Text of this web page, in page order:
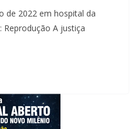
de 2022 em hospital da
Reprodução A justiça